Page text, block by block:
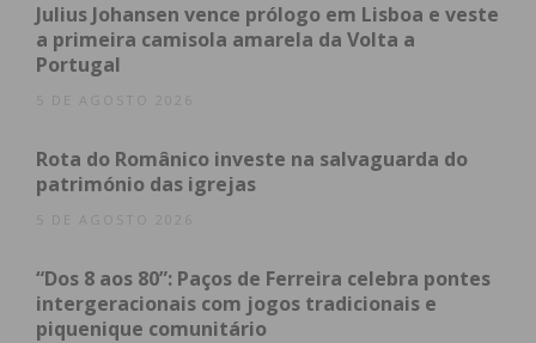
Subscreva a newsletter do
Assine nossa newsletter por e-mail e
Julius Johansen vence prólogo em Lisboa e veste
a primeira camisola amarela da Volta a
Portugal
5 DE AGOSTO 2026
Rota do Românico investe na salvaguarda do
património das igrejas
5 DE AGOSTO 2026
“Dos 8 aos 80”: Paços de Ferreira celebra pontes
intergeracionais com jogos tradicionais e
piquenique comunitário